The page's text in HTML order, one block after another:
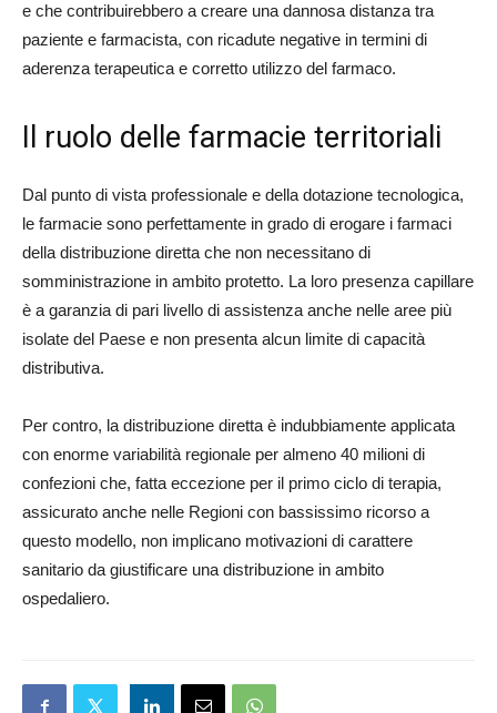
e che contribuirebbero a creare una dannosa distanza tra
paziente e farmacista, con ricadute negative in termini di
aderenza terapeutica e corretto utilizzo del farmaco.
Il ruolo delle farmacie territoriali
Dal punto di vista professionale e della dotazione tecnologica,
le farmacie sono perfettamente in grado di erogare i farmaci
della distribuzione diretta che non necessitano di
somministrazione in ambito protetto. La loro presenza capillare
è a garanzia di pari livello di assistenza anche nelle aree più
isolate del Paese e non presenta alcun limite di capacità
distributiva.
Per contro, la distribuzione diretta è indubbiamente applicata
con enorme variabilità regionale per almeno 40 milioni di
confezioni che, fatta eccezione per il primo ciclo di terapia,
assicurato anche nelle Regioni con bassissimo ricorso a
questo modello, non implicano motivazioni di carattere
sanitario da giustificare una distribuzione in ambito
ospedaliero.